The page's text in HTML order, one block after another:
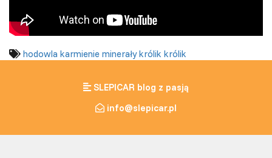
hodowla karmienie minerały królik królik
SLEPICAR blog z pasją
info@slepicar.pl